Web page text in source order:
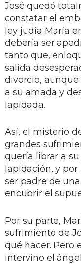
José quedó
constatar el
ley judía María
debería ser
tanto que,
salida
divorcio,
a su amada y
lapidada.
Así, el misterio
grandes
quería librar a
lapidación, y
ser padre de
encubrir el
Por su parte,
sufrimiento de
qué hacer. Pero
intervino el